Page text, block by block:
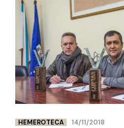
HEMEROTECA 14/11/2018